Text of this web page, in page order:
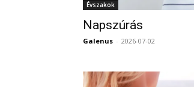
Évszakok
Napszúrás
Galenus - 2026-07-02